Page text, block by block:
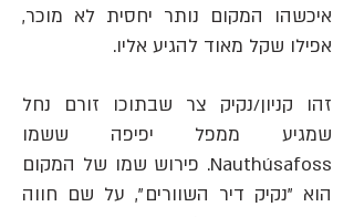
איכשהו המקום נותר יחסית לא מוכר,
אפילו שקל מאוד להגיע אליו.
זהו קניון/נקיק צר שבתוכו זורם נחל
שמגיע ממפל יפיפה ששמו
Nauthúsafoss. פירוש שמו של המק
ום
הוא "נקיק דיר השוורים", על שם חווה